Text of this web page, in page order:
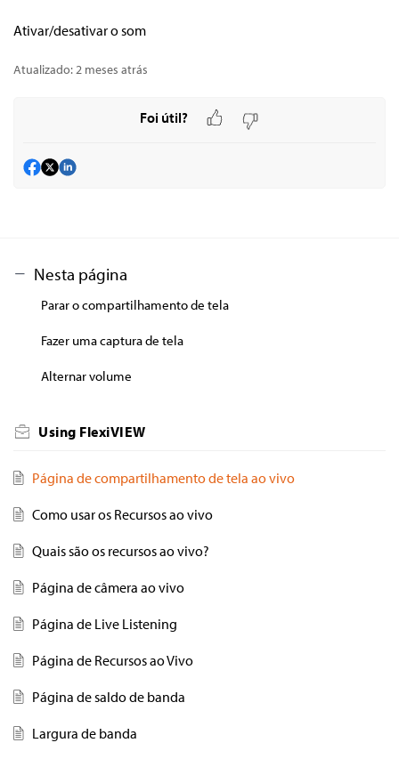
Ativar/desativar o som
Atualizado:2 meses atrás
Foi útil?
Nesta página
Parar o compartilhamento de tela
Fazer uma captura de tela
Alternar volume
Using FlexiVIEW
Página de compartilhamento de tela ao vivo
Como usar os Recursos ao vivo
Quais são os recursos ao vivo?
Página de câmera ao vivo
Página de Live Listening
Página de Recursos ao Vivo
Página de saldo de banda
Largura de banda